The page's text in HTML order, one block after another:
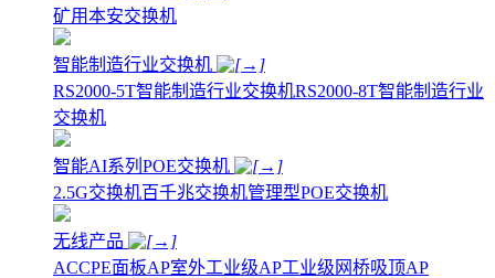
矿用本安交换机
智能制造行业交换机
RS2000-5T智能制造行业交换机RS2000-8T智能制造行业
交换机
智能AI系列POE交换机
2.5G交换机百千兆交换机管理型POE交换机
无线产品
ACCPE面板AP室外工业级AP工业级网桥吸顶AP